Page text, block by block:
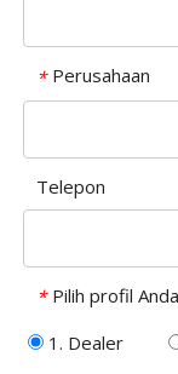
* Perusahaan
Telepon
* Pilih profil
1. Dealer